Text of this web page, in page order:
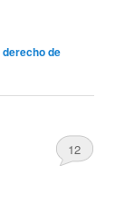
derecho de
12